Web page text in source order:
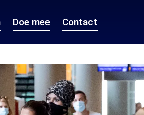
Doe mee Contact